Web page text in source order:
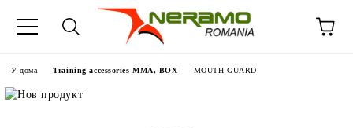
У дома Training accessories MMA, BOX MOUTH GUARD